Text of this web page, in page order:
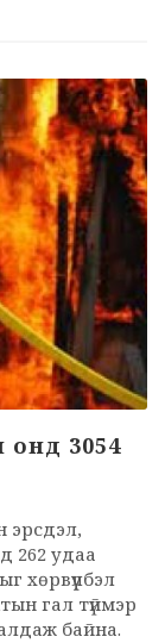
онд 3054
эрсдэл,
262 удаа
хөрвүүлбэл
гал түймэр
байна.